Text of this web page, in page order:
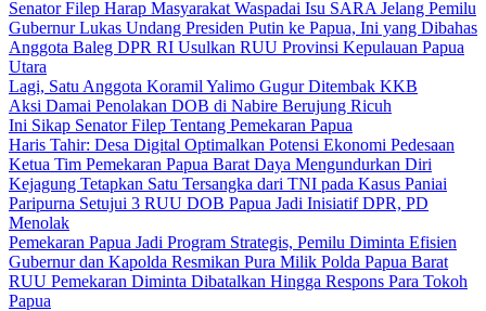
Senator Filep Harap Masyarakat Waspadai Isu SARA Jelang Pemilu
Gubernur Lukas Undang Presiden Putin ke Papua, Ini yang Dibahas
Anggota Baleg DPR RI Usulkan RUU Provinsi Kepulauan Papua
Utara
Lagi, Satu Anggota Koramil Yalimo Gugur Ditembak KKB
Aksi Damai Penolakan DOB di Nabire Berujung Ricuh
Ini Sikap Senator Filep Tentang Pemekaran Papua
Haris Tahir: Desa Digital Optimalkan Potensi Ekonomi Pedesaan
Ketua Tim Pemekaran Papua Barat Daya Mengundurkan Diri
Kejagung Tetapkan Satu Tersangka dari TNI pada Kasus Paniai
Paripurna Setujui 3 RUU DOB Papua Jadi Inisiatif DPR, PD
Menolak
Pemekaran Papua Jadi Program Strategis, Pemilu Diminta Efisien
Gubernur dan Kapolda Resmikan Pura Milik Polda Papua Barat
RUU Pemekaran Diminta Dibatalkan Hingga Respons Para Tokoh
Papua